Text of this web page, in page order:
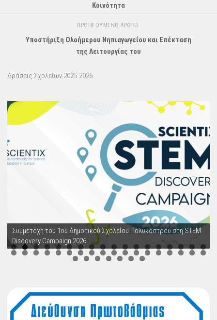
Κοινότητα
ΠΡΟΗΓΟΎΜΕΝΟ ΆΡΘΡΟ
Υποστήριξη Ολοήμερου Νηπιαγωγείου και Επέκταση
της Λειτουργίας του
Δράσεις Σχολείων 2025-2026
Συμμετοχή του 1ου Δημοτικού Σχολείου Πολυκάστρου στη STEM
Discovery Campaign 2026